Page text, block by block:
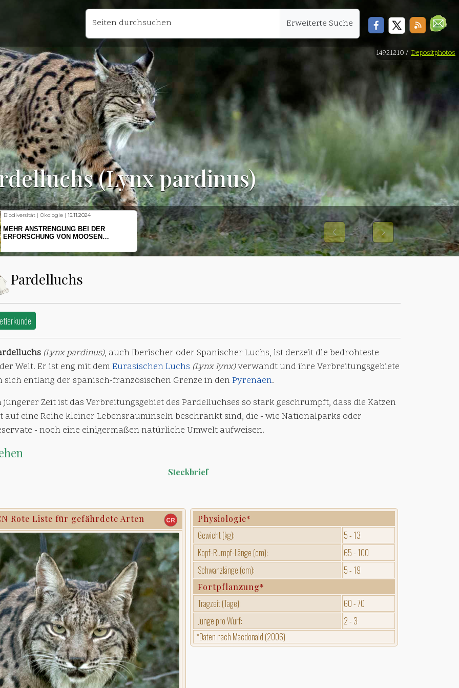
Seiten durchsuchen Erweiterte Suche
(Lynx pardinus)
Biodiversität | Ökologie | 15.11.2024
MEHR ANSTRENGUNG BEI DER
ERFORSCHUNG VON MOOSEN
Previous Next
14921210 / Depositphotos
Pardelluchs
(Lynx pardinus), auch Iberischer oder Spanischer Luchs, ist derzeit die bedrohteste
Welt. Er ist eng mit demEurasischen Luchs (Lynx lynx)verwandt und ihre Verbreitungsgebiete
sich entlang der spanisch-französischen Grenze in denPyrenäen.
jüngerer Zeit ist das Verbreitungsgebiet des Pardelluchses so stark geschrumpft, dass die Katzen
auf eine Reihe kleiner Lebensrauminseln beschränkt sind, die - wie Nationalparks oder
- noch eine einigermaßen natürliche Umwelt aufweisen.
Steckbrief
Rote Liste für gefährdete Arten Physiologie*
Gewicht (kg):
5 - 13
Kopf-Rumpf-Länge (cm):
65 - 100
Schwanzlänge (cm):
5 - 19
Fortpflanzung*
Tragzeit (Tage):
60 - 70
Junge pro Wurf:
2 - 3
*Daten nach Macdonald (2006)